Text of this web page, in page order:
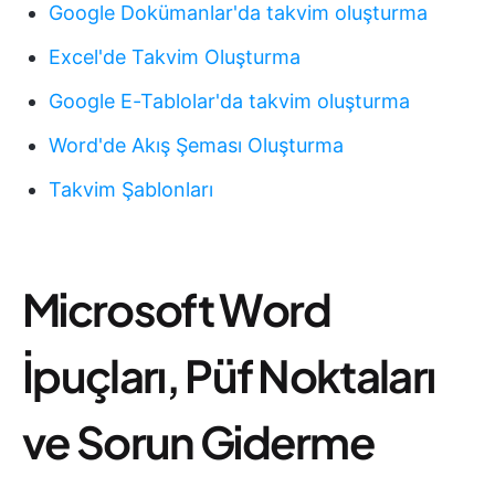
Google Dokümanlar'da takvim oluşturma
Excel'de Takvim Oluşturma
Google E-Tablolar'da takvim oluşturma
Word'de Akış Şeması Oluşturma
Takvim Şablonları
Microsoft Word
İpuçları, Püf Noktaları
ve Sorun Giderme